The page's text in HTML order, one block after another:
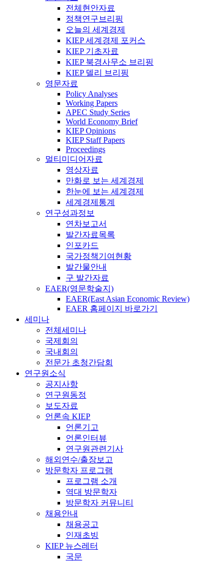
전체현안자료
정책연구브리핑
오늘의 세계경제
KIEP 세계경제 포커스
KIEP 기초자료
KIEP 북경사무소 브리핑
KIEP 델리 브리핑
영문자료
Policy Analyses
Working Papers
APEC Study Series
World Economy Brief
KIEP Opinions
KIEP Staff Papers
Proceedings
멀티미디어자료
영상자료
만화로 보는 세계경제
한눈에 보는 세계경제
세계경제통계
연구성과정보
연차보고서
발간자료목록
인포카드
국가정책기여현황
발간물안내
구 발간자료
EAER(영문학술지)
EAER(East Asian Economic Review)
EAER 홈페이지 바로가기
세미나
전체세미나
국제회의
국내회의
전문가 초청간담회
연구원소식
공지사항
연구원동정
보도자료
언론속 KIEP
언론기고
언론인터뷰
연구원관련기사
해외연수/출장보고
방문학자 프로그램
프로그램 소개
역대 방문학자
방문학자 커뮤니티
채용안내
채용공고
인재초빙
KIEP 뉴스레터
국문